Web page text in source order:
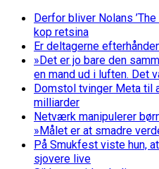
Derfor bliver Nolans
kop retsina
Er deltagerne
»Det er jo bare den
en mand ud i luften. Det
Domstol tvinger Meta til
milliarder
Netværk manipulerer
»Målet er at smadre
På Smukfest viste hun,
sjovere live